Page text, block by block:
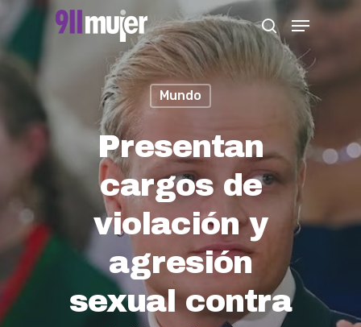
Skip
to
main
search
Menu
Mundo
Presentan
cargos de
violación y
agresión
sexual contra
Menu